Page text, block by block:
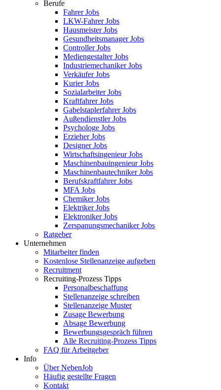
Berufe
Fahrer Jobs
LKW-Fahrer Jobs
Hausmeister Jobs
Gesundheitsmanager Jobs
Controller Jobs
Mediengestalter Jobs
Industriemechaniker Jobs
Verkäufer Jobs
Kurier Jobs
Sozialarbeiter Jobs
Kraftfahrer Jobs
Gabelstaplerfahrer Jobs
Außendienstler Jobs
Psychologe Jobs
Erzieher Jobs
Designer Jobs
Wirtschaftsingenieur Jobs
Maschinenbauingenieur Jobs
Maschinenbautechniker Jobs
Berufskraftfahrer Jobs
MFA Jobs
Chemiker Jobs
Elektriker Jobs
Elektroniker Jobs
Zerspanungsmechaniker Jobs
Ratgeber
Unternehmen
Mitarbeiter finden
Kostenlose Stellenanzeige aufgeben
Recruitment
Recruiting-Prozess Tipps
Personalbeschaffung
Stellenanzeige schreiben
Stellenanzeige Muster
Zusage Bewerbung
Absage Bewerbung
Bewerbungsgespräch führen
Alle Recruiting-Prozess Tipps
FAQ für Arbeitgeber
Info
Über NebenJob
Häufig gestellte Fragen
Kontakt